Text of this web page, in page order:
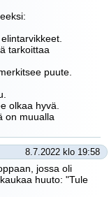
tarkoittaa
puute.
olkaa hyvä.
on muualla
8.7.2022 klo 19:58
jossa oli
huuto: "Tule